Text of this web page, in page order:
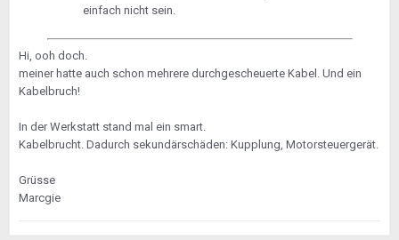
einfach nicht sein.
Hi, ooh doch.
meiner hatte auch schon mehrere durchgescheuerte Kabel. Und ein
Kabelbruch!
In der Werkstatt stand mal ein smart.
Kabelbrucht. Dadurch sekundärschäden: Kupplung, Motorsteuergerät.
Grüsse
Marcgie